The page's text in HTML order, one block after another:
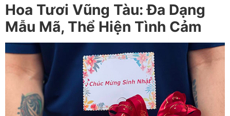
Hoa Tươi Vũng Tàu: Đa Dạng
Mẫu Mã, Thể Hiện Tình Cảm